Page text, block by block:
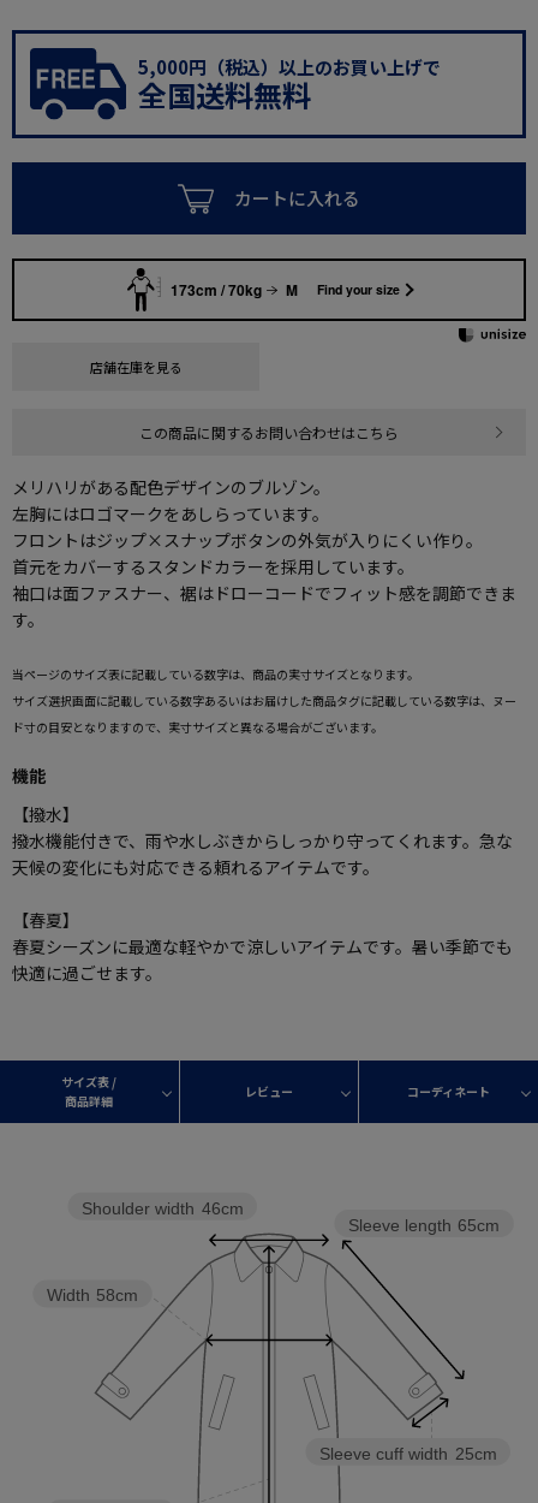
5,000円（税込）以上のお買い上げで
全国送料無料
カートに入れる
173cm / 70kg M Find your size
店舗在庫を見る
この商品に関するお問い合わせはこちら
メリハリがある配色デザインのブルゾン。
左胸にはロゴマークをあしらっています。
フロントはジップ×スナップボタンの外気が入りにくい作り。
首元をカバーするスタンドカラーを採用しています。
袖口は面ファスナー、裾はドローコードでフィット感を調節できま
す。
当ページのサイズ表に記載している数字は、商品の実寸サイズとなります。
サイズ選択画面に記載している数字あるいはお届けした商品タグに記載している数字は、ヌー
ド寸の目安となりますので、実寸サイズと異なる場合がございます。
機能
【撥水】
撥水機能付きで、雨や水しぶきからしっかり守ってくれます。急な
天候の変化にも対応できる頼れるアイテムです。
【春夏】
春夏シーズンに最適な軽やかで涼しいアイテムです。暑い季節でも
快適に過ごせます。
サイズ表 /
商品詳細
レビュー コーディネート
Sleeve cuff width 25cm
Sleeve length 65cm
Width 58cm
Shoulder width 46cm